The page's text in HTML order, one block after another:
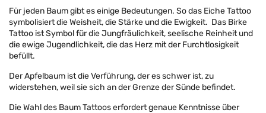
Für jeden Baum gibt es einige Bedeutungen. So das Eiche Tattoo
symbolisiert die Weisheit, die Stärke und die Ewigkeit. Das Birke
Tattoo ist Symbol für die Jungfräulichkeit, seelische Reinheit und
die ewige Jugendlichkeit, die das Herz mit der Furchtlosigkeit
befüllt.
Der Apfelbaum ist die Verführung, der es schwer ist, zu
widerstehen, weil sie sich an der Grenze der Sünde befindet.
Die Wahl des Baum Tattoos erfordert genaue Kenntnisse über